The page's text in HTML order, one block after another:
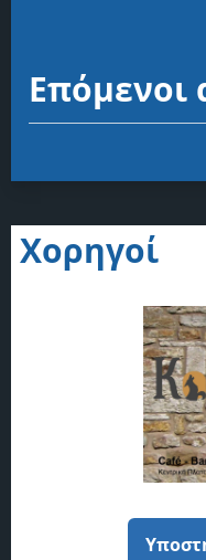
Επόμενοι
Χορηγοί